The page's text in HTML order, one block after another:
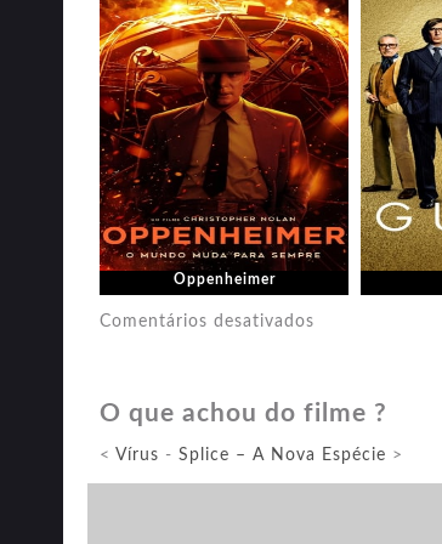
Oppenheimer
Comentários desativados
O que achou do filme ?
< Vírus - Splice – A Nova Espécie >